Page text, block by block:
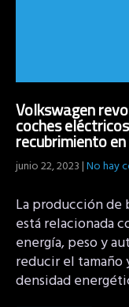
Volkswagen
coches
recubrimiento
junio 22, 2023|No hay
La producción de
está relacionada
energía, peso y
reducir el tamaño
densidad